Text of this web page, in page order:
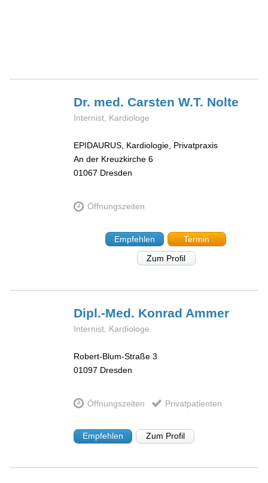
Dr. med. Carsten W.T. Nolte
Internist, Kardiologe
EPIDAURUS, Kardiologie, Privatpraxis
An der Kreuzkirche 6
01067 Dresden
Öffnungszeiten
Empfehlen
Termin
Zum Profil
Dipl.-Med. Konrad Ammer
Internist, Kardiologe
Robert-Blum-Straße 3
01097 Dresden
Öffnungszeiten Privatpatienten
Empfehlen Zum Profil